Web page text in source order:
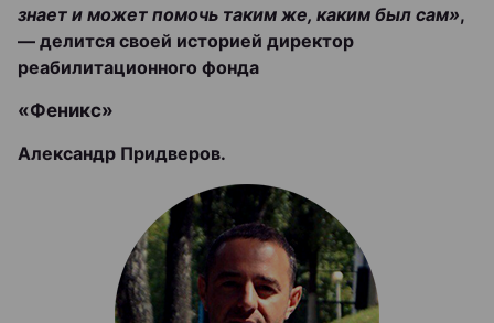
знает и может помочь таким же, каким был сам»,
— делится своей историей директор
реабилитационного фонда
«Феникс»
Александр Придверов.